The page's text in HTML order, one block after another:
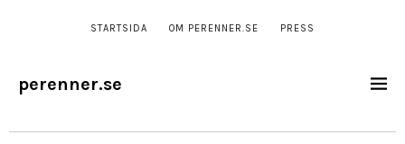
STARTSIDA OM PERENNER.SE PRESS
perenner.se